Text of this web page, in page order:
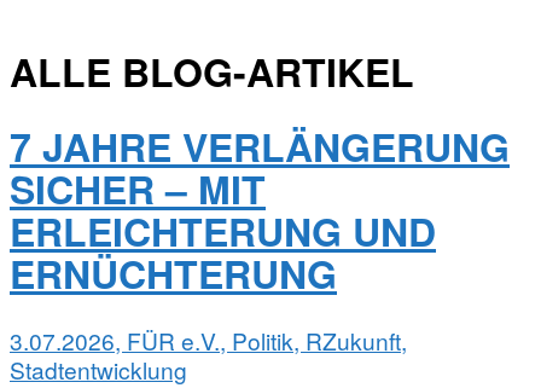
ALLE BLOG-ARTIKEL
7 JAHRE VERLÄNGERUNG
SICHER – MIT
ERLEICHTERUNG UND
ERNÜCHTERUNG
3.07.2026, FÜR e.V., Politik, RZukunft,
Stadtentwicklung